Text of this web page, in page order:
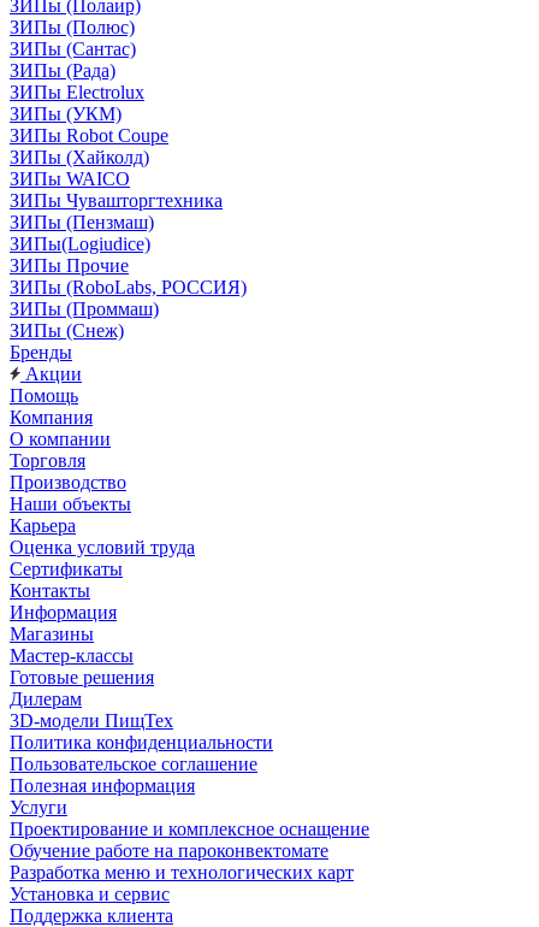
ЗИПы (Полаир)
ЗИПы (Полюс)
ЗИПы (Сантас)
ЗИПы (Рада)
ЗИПы Electrolux
ЗИПы (УКМ)
ЗИПы Robot Coupe
ЗИПы (Хайколд)
ЗИПы WAICO
ЗИПы Чувашторгтехника
ЗИПы (Пензмаш)
ЗИПы(Logiudice)
ЗИПы Прочие
ЗИПы (RoboLabs, РОССИЯ)
ЗИПы (Проммаш)
ЗИПы (Снеж)
Бренды
Акции
Помощь
Компания
О компании
Торговля
Производство
Наши объекты
Карьера
Оценка условий труда
Сертификаты
Контакты
Информация
Магазины
Мастер-классы
Готовые решения
Дилерам
3D-модели ПищТех
Политика конфиденциальности
Пользовательское соглашение
Полезная информация
Услуги
Проектирование и комплексное оснащение
Обучение работе на пароконвектомате
Разработка меню и технологических карт
Установка и сервис
Поддержка клиента